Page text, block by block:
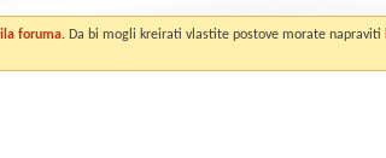
foruma. Da bi mogli kreirati vlastite postove morate napraviti